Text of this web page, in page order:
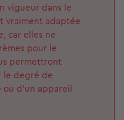
vigueur dans le
vraiment adaptée
car elles ne
pour le
permettront
le degré de
d'un appareil